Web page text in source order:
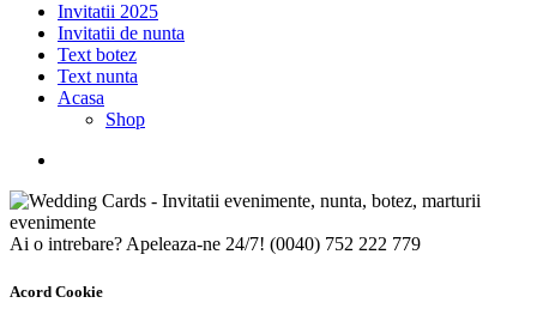
Invitatii 2025
Invitatii de nunta
Text botez
Text nunta
Acasa
Shop
Ai o intrebare? Apeleaza-ne 24/7! (0040) 752 222 779
Acord Cookie